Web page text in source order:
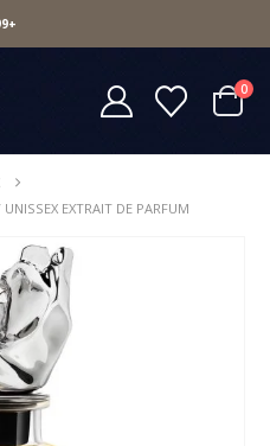
0
EXTRAIT DE PARFUM